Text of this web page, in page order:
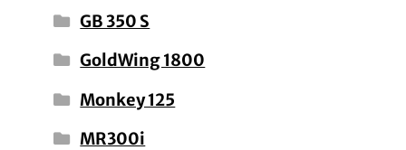
GB 350 S
GoldWing 1800
Monkey 125
MR300i